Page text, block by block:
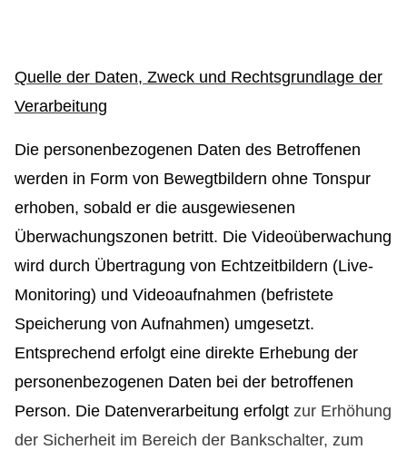
Quelle der Daten, Zweck und Rechtsgrundlage der
Verarbeitung
Die personenbezogenen Daten des Betroffenen
werden in Form von Bewegtbildern ohne Tonspur
erhoben, sobald er die ausgewiesenen
Überwachungszonen betritt. Die Videoüberwachung
wird durch Übertragung von Echtzeitbildern (Live-
Monitoring) und Videoaufnahmen (befristete
Speicherung von Aufnahmen) umgesetzt.
Entsprechend erfolgt eine direkte Erhebung der
personenbezogenen Daten bei der betroffenen
Person. Die Datenverarbeitung erfolgt zur Erhöhung
der Sicherheit im Bereich der Bankschalter, zum